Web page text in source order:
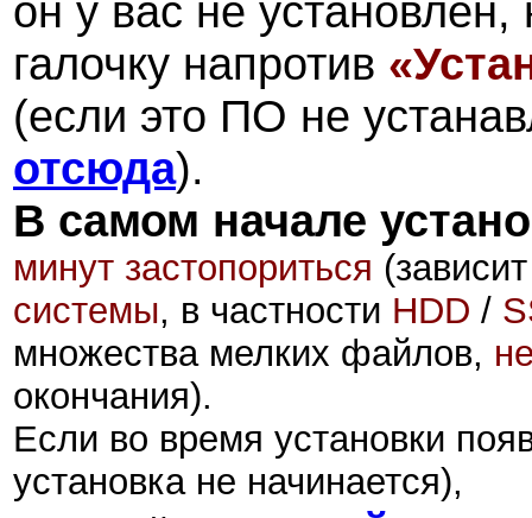
он у вас не
галочку напротив «
(если это ПО не
отсюда).
В самом начале
минут застопориться
системы, в частности HDD /
множества мелких файлов,
окончания).
Если во время установки
установка не начинается),